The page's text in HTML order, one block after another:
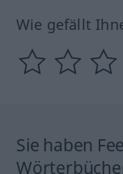
Wie gefällt
Sie haben